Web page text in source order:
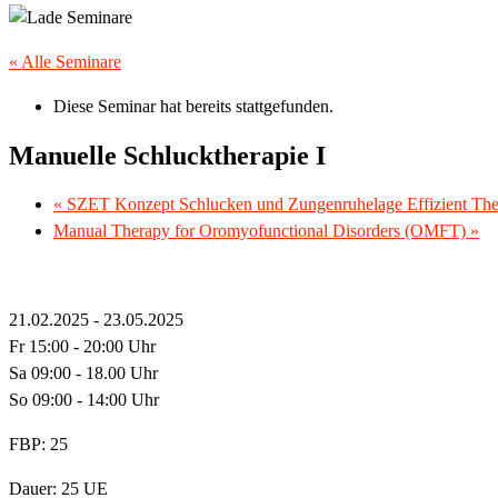
« Alle Seminare
Diese Seminar hat bereits stattgefunden.
Manuelle Schlucktherapie I
« SZET Konzept Schlucken und Zungenruhelage Effizient
Manual Therapy for Oromyofunctional Disorders (OMFT) »
21.02.2025 - 23.05.2025
Fr 15:00 - 20:00 Uhr
Sa 09:00 - 18.00 Uhr
So 09:00 - 14:00 Uhr
FBP: 25
Dauer: 25 UE